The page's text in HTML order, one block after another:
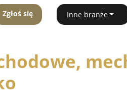
Zgłoś się Inne branże